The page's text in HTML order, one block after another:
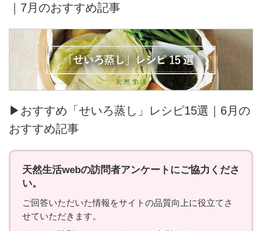
｜7月のおすすめ記事
▶おすすめ「せいろ蒸し」レシピ15選｜6月の
おすすめ記事